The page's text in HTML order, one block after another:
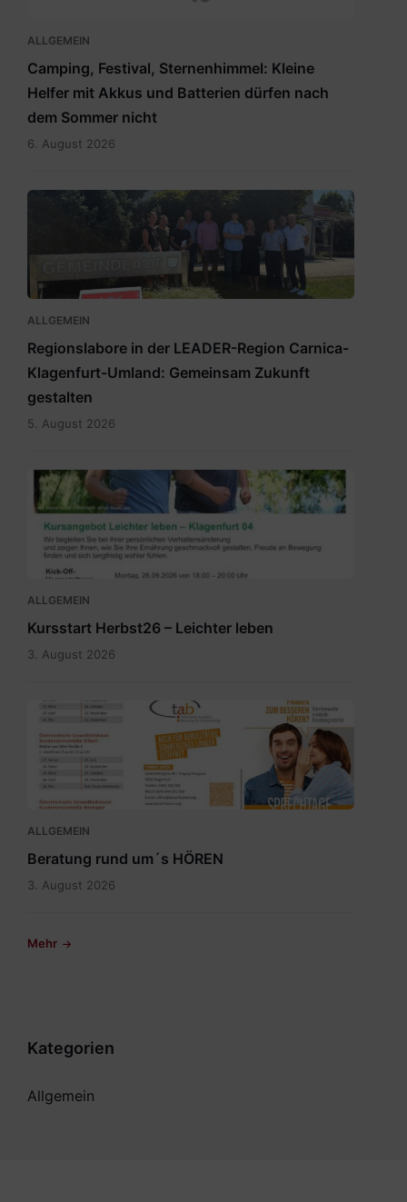
ALLGEMEIN
Camping, Festival, Sternenhimmel: Kleine
Helfer mit Akkus und Batterien dürfen nach
dem Sommer nicht
6. August 2026
RegionslaborSüdost.jpg
ALLGEMEIN
Regionslabore in der LEADER-Region Carnica-
Klagenfurt-Umland: Gemeinsam Zukunft
gestalten
5. August 2026
2026_Terminübersicht_A3_Leichter
leben_Herbst_Klagenfurt
04.pdf
ALLGEMEIN
Kursstart Herbst26 – Leichter leben
3. August 2026
Sprechtagskalender
tab
2026
1.pdf
ALLGEMEIN
Beratung rund um´s HÖREN
3. August 2026
Mehr
Kategorien
Allgemein